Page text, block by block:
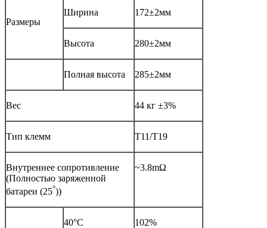
Размеры
Ширина 172±2мм
Высота 280±2мм
Полная высота 285±2мм
Вес 44 кг ±3%
Тип клемм T11/T19
Внутреннее сопротивление
(Полностью заряженной
батареи (25°))
~3.8mΩ
40°C 102%